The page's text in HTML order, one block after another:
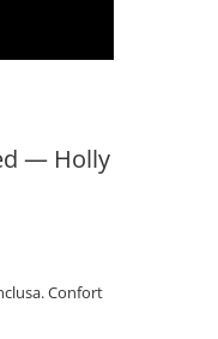
— Holly
Confort